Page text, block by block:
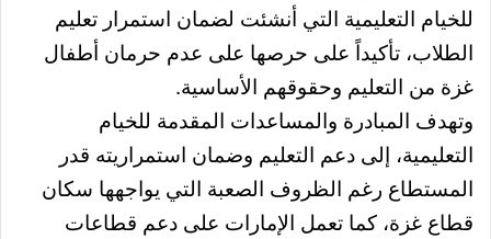
للخيام التعليمية التي أنشئت لضمان استمرار تعليم
الطلاب، تأكيداً على حرصها على عدم حرمان أطفال
غزة من التعليم وحقوقهم الأساسية.
وتهدف المبادرة والمساعدات المقدمة للخيام
التعليمية، إلى دعم التعليم وضمان استمراريته قدر
المستطاع رغم الظروف الصعبة التي يواجهها سكان
قطاع غزة، كما تعمل الإمارات على دعم قطاعات